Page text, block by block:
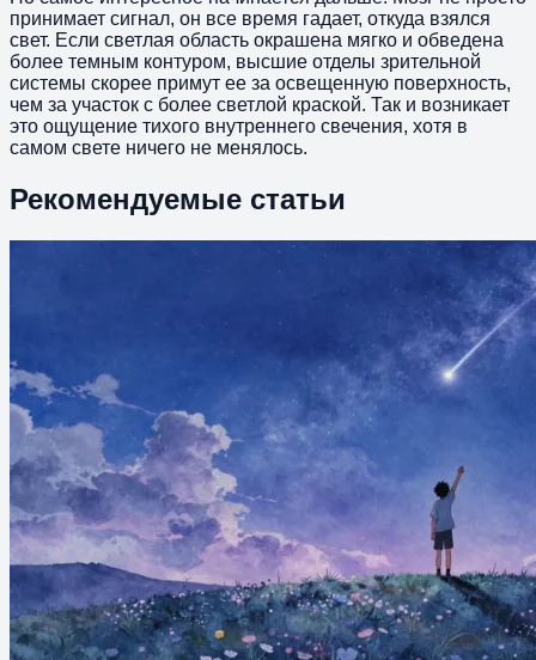
принимает сигнал, он все время гадает, откуда взялся
свет. Если светлая область окрашена мягко и обведена
более темным контуром, высшие отделы зрительной
системы скорее примут ее за освещенную поверхность,
чем за участок с более светлой краской. Так и возникает
это ощущение тихого внутреннего свечения, хотя в
самом свете ничего не менялось.
Рекомендуемые статьи